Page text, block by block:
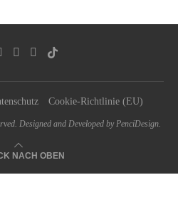
Cookie-Richtlinie (EU)
Designed and Developed by PenciDesign.
NACH OBEN